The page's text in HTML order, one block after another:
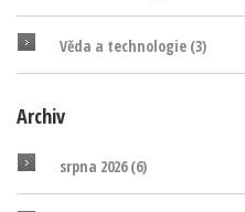
Věda a technologie (3)
Archiv
srpna 2026(6)